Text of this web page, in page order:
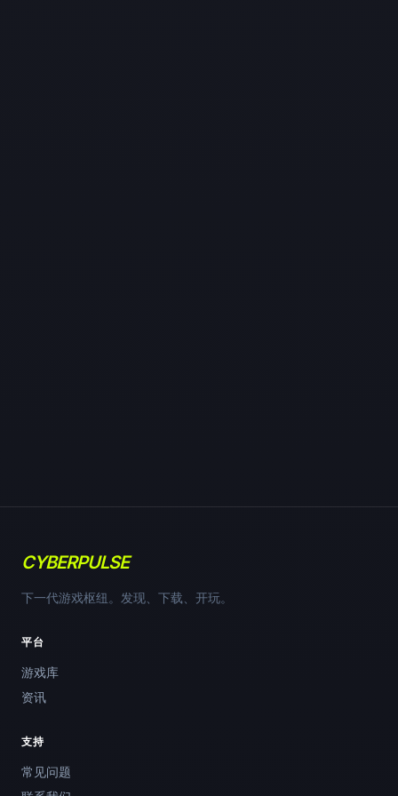
CYBERPULSE
下一代游戏枢纽。发现、下载、开玩。
平台
游戏库
资讯
支持
常见问题